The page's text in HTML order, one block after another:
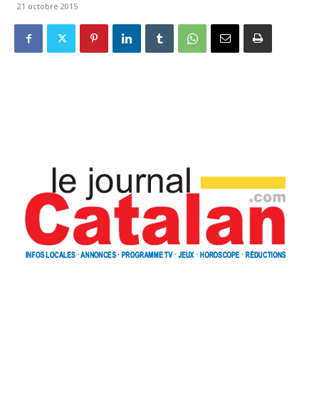
21 octobre 2015